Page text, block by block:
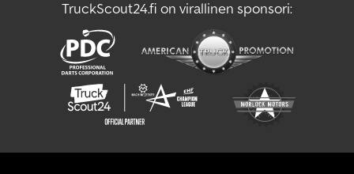
TruckScout24.fi on virallinen sponsori: